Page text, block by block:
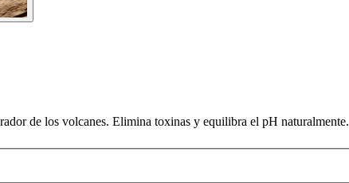
de los volcanes. Elimina toxinas y equilibra el pH naturalmente.